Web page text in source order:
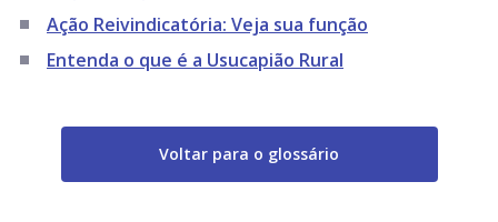
Ação Reivindicatória: Veja sua função
Entenda o que é a Usucapião Rural
Voltar para o glossário